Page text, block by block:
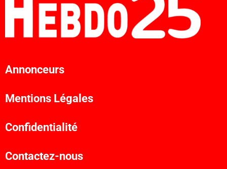
Annonceurs
Mentions Légales
Confidentialité
Contactez-nous